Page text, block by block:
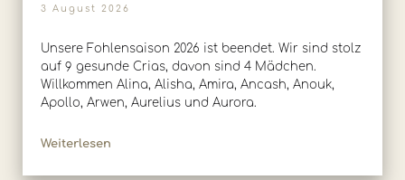
3 August 2026
Unsere Fohlensaison 2026 ist beendet. Wir sind stolz
auf 9 gesunde Crias, davon sind 4 Mädchen.
Willkommen Alina, Alisha, Amira, Ancash, Anouk,
Apollo, Arwen, Aurelius und Aurora.
Weiterlesen